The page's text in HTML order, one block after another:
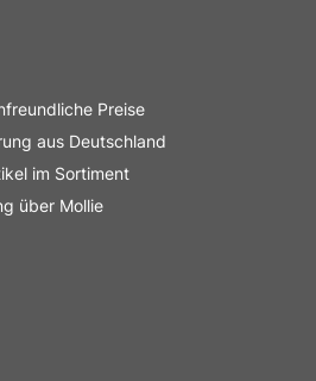
Preise
aus Deutschland
im Sortiment
über Mollie